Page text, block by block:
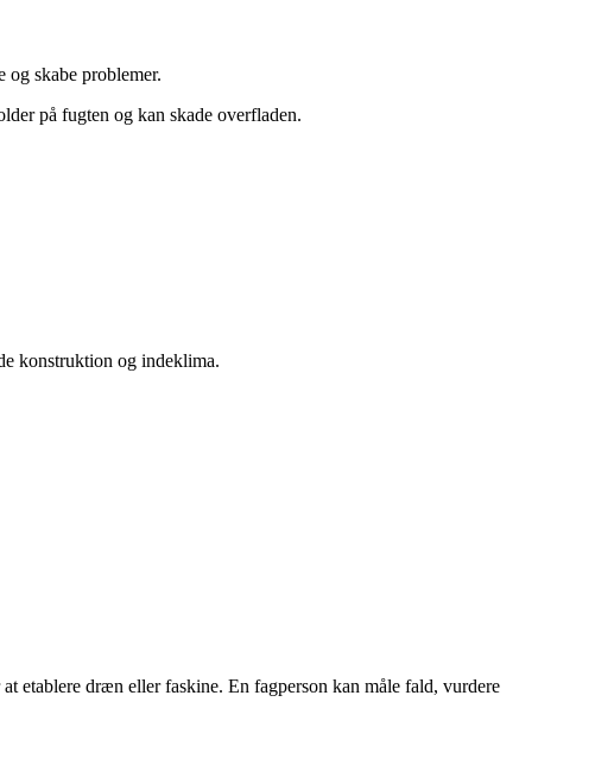
skabe problemer.
på fugten og kan skade overfladen.
konstruktion og indeklima.
etablere dræn eller faskine. En fagperson kan måle fald, vurdere